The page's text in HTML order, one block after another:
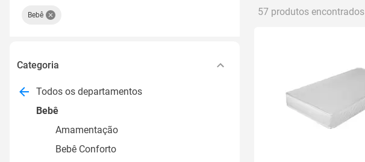
Bebê
Categoria
Todos os departamentos
Bebê
Amamentação
Bebê Conforto
57 produtos encontrados